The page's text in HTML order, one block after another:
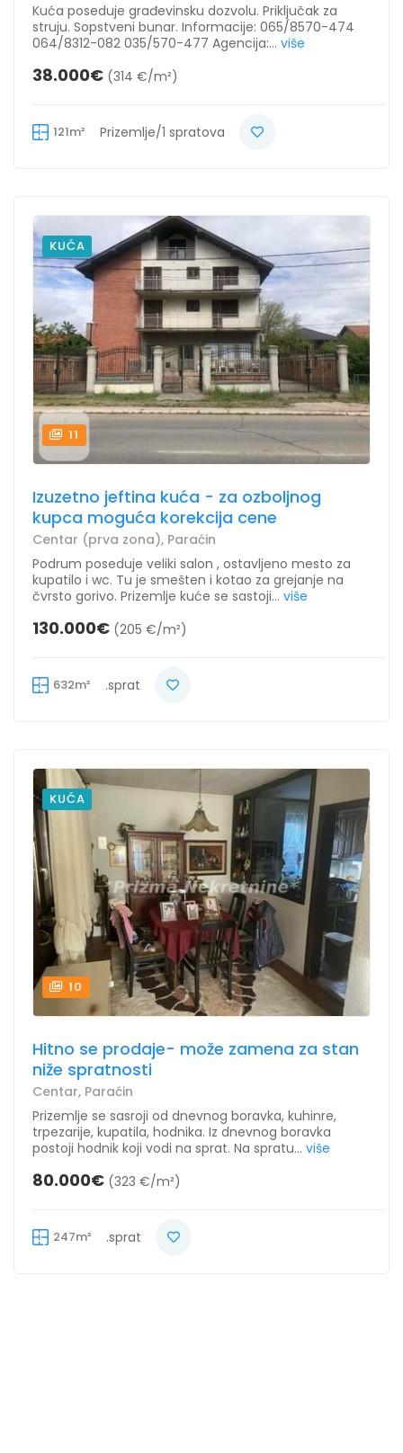
Kuća poseduje građevinsku dozvolu. Priključak za
struju. Sopstveni bunar. Informacije: 065/8570-474
064/8312-082 035/570-477 Agencija:... više
38.000€ (314 €/m²)
121m² Prizemlje/1 spratova
KUĆA
11
Izuzetno jeftina kuća - za ozboljnog
kupca moguća korekcija cene
Centar (prva zona), Paraćin
Podrum poseduje veliki salon , ostavljeno mesto za
kupatilo i wc. Tu je smešten i kotao za grejanje na
čvrsto gorivo. Prizemlje kuće se sastoji... više
130.000€ (205 €/m²)
632m² .sprat
KUĆA
10
Hitno se prodaje- može zamena za stan
niže spratnosti
Centar, Paraćin
Prizemlje se sasroji od dnevnog boravka, kuhinre,
trpezarije, kupatila, hodnika. Iz dnevnog boravka
postoji hodnik koji vodi na sprat. Na spratu... više
80.000€ (323 €/m²)
247m² .sprat